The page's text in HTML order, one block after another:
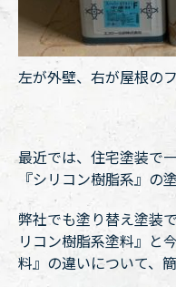
左が外壁、右が屋根の
最近では、住宅塗装で
『シリコン樹脂系』の
弊社でも塗り替え塗装
リコン樹脂系塗料』と
料』の違いについて、